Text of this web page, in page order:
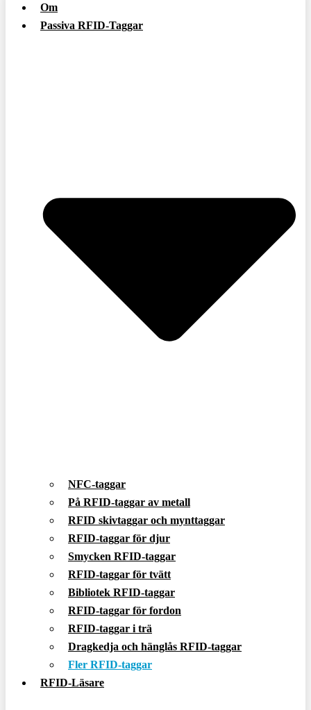
Om
Passiva RFID-Taggar
NFC-taggar
På RFID-taggar av metall
RFID skivtaggar och mynttaggar
RFID-taggar för djur
Smycken RFID-taggar
RFID-taggar för tvätt
Bibliotek RFID-taggar
RFID-taggar för fordon
RFID-taggar i trä
Dragkedja och hänglås RFID-taggar
Fler RFID-taggar
RFID-Läsare